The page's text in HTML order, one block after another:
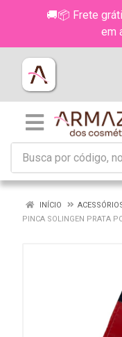
🚚📦 Frete
em
INÍCIO
PINCA SOLINGEN PRATA